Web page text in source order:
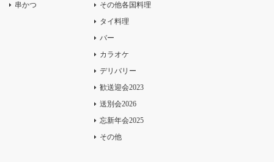
串かつ
その他各国料理
タイ料理
バー
カラオケ
デリバリー
歓送迎会2023
送別会2026
忘新年会2025
その他